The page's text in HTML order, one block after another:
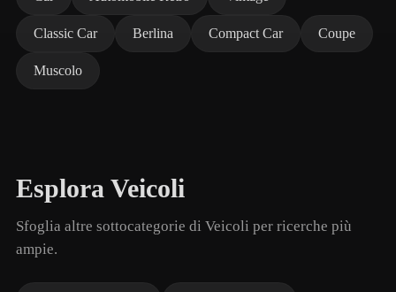
Classic Car Berlina Compact Car Coupe
Muscolo
Esplora Veicoli
Sfoglia altre sottocategorie di Veicoli per ricerche più
ampie.